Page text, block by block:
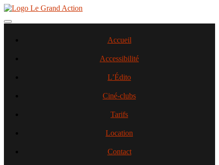
Aller
contenu
Toggle navigation
Accueil
Accessibilité
L’Édito
Ciné-clubs
Tarifs
Location
Contact